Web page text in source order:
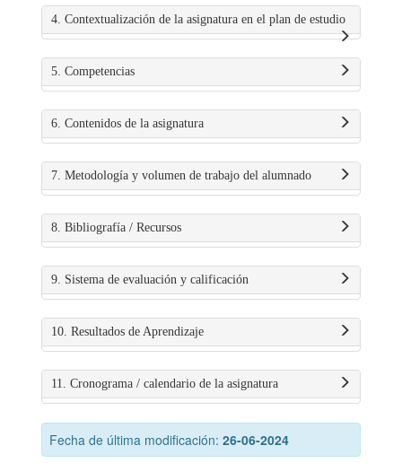
4. Contextualización de la asignatura en el plan de estudio
5. Competencias
6. Contenidos de la asignatura
7. Metodología y volumen de trabajo del alumnado
8. Bibliografía / Recursos
9. Sistema de evaluación y calificación
10. Resultados de Aprendizaje
11. Cronograma / calendario de la asignatura
Fecha de última modificación: 26-06-2024